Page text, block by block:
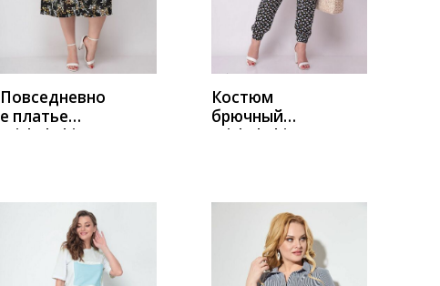
Повседневно
е платье
Michel Chic
Костюм
брючный
Michel Chic